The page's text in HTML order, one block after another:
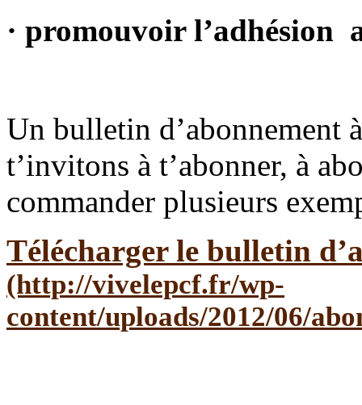
· promouvoir l’adhésion
Un bulletin d’abonnement
t’invitons à t’abonner, à
commander plusieurs
Télécharger le bulletin